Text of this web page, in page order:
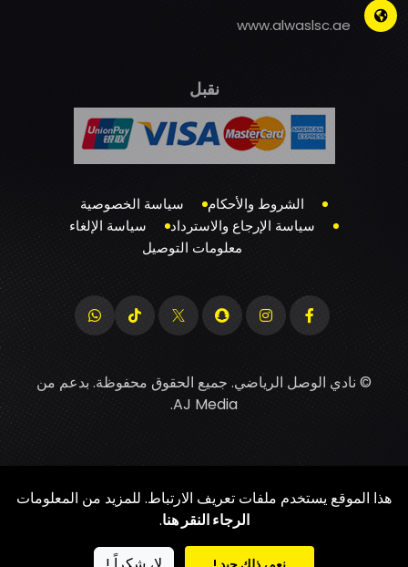
www.alwaslsc.ae
نقبل
الشروط والأحكام
سياسة الخصوصية
سياسة الإرجاع والاسترداد
سياسة الإلغاء
معلومات التوصيل
© نادي الوصل الرياضي. جميع الحقوق محفوظة. بدعم من
AJ Media
.
هذا الموقع يستخدم ملفات تعريف الارتباط. للمزيد من المعلومات
الرجاء النقر هنا.